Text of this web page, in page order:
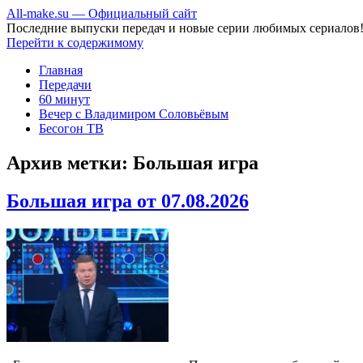
All-make.su — Официальный сайт
Последние выпуски передач и новые серии любимых сериалов!
Перейти к содержимому
Главная
Передачи
60 минут
Вечер с Владимиром Соловьёвым
Бесогон ТВ
Архив метки: Большая игра
Большая игра от 07.08.2026